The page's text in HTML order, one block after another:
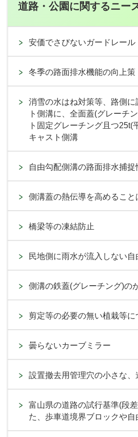
道路・公園に関するニー
安価でさびないガードレール
冬季の路面排水機能の向上策
消雪の水はね対策等、路側に
ト側溝に、全面蓋(グレーチ
ト固定グレーチング且つ25t(
キャスト側溝
自由勾配側溝の路面排水捕捉
側溝蓋の熱伝導を高めるこ
橋梁等の凍結防止
民地側に雨水が流入しない自
側溝の鉄蓋(グレーチング)の
剪定等の必要の無い植栽等に
曇らないカーブミラー
設置撤去用管理穴の小さな、
富山県の道路の試行基準(段
た、歩車道境界ブロックや自